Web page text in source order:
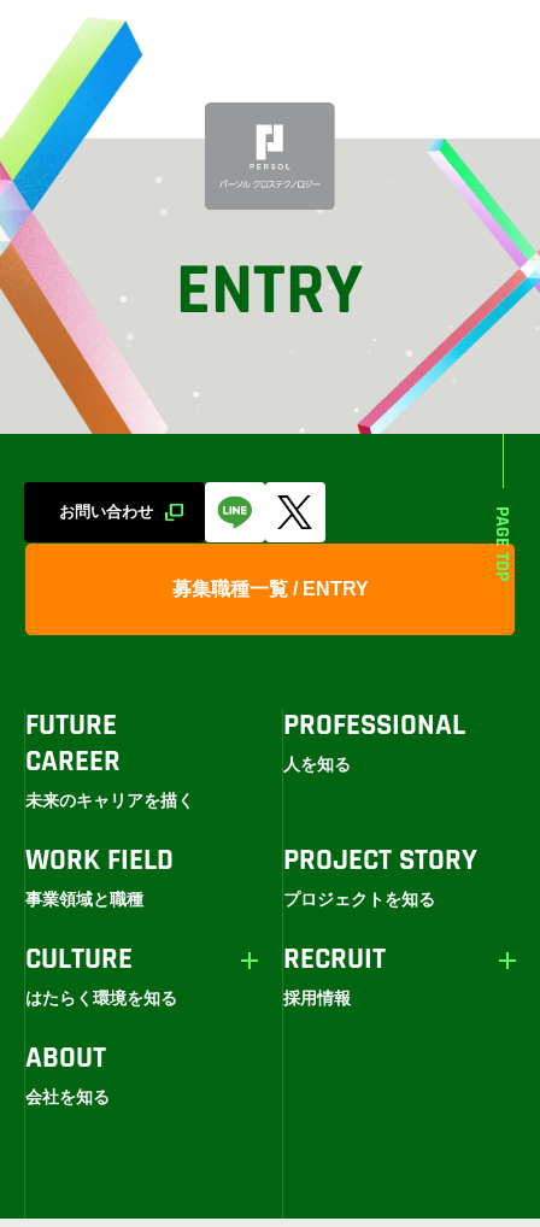
ENTRY
PAGE TOP
募集職種一覧 / ENTRY
お問い合わせ
FUTURE
CAREER
未来のキャリアを描く
PROFESSIONAL
人を知る
WORK FIELD
事業領域と職種
PROJECT STORY
プロジェクトを知る
CULTURE
はたらく環境を知る
RECRUIT
採用情報
ABOUT
会社を知る